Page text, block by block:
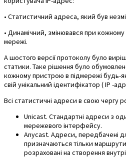
• Статистичний адреса, який був
• Динамічний, змінювався при
мережі.
А шостого версії протоколу було
статики. Таке рішення було
кожному пристрою в підмережі будь-
свій унікальний ідентифікатор (IP -
Всі статистичні адреси в свою чергу
Unicast. Стандартні адреси з
мережевого інтерфейсу.
Anycast. Адреси, передбачені
призначаються тільки
розраховані на створення